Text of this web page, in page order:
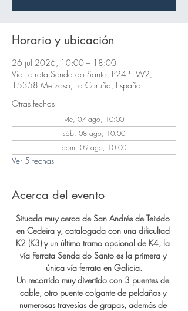
Horario y ubicación
26 jul 2026, 10:00 – 18:00
Vía Ferrata Senda do Santo, P24P+W2,
15358 Meizoso, La Coruña, España
Otras fechas
vie, 07 ago, 10:00
sáb, 08 ago, 10:00
dom, 09 ago, 10:00
Ver 5 fechas
Acerca del evento
Situada muy cerca de San Andrés de Teixido
en Cedeira y, catalogada con una dificultad
K2 (K3) y un último tramo opcional de K4, la
vía Ferrata Senda do Santo es la primera y
única vía ferrata en Galicia.
Un recorrido muy divertido con 3 puentes de
cable, otro puente colgante de peldaños y
numerosas travesías de grapas, además de